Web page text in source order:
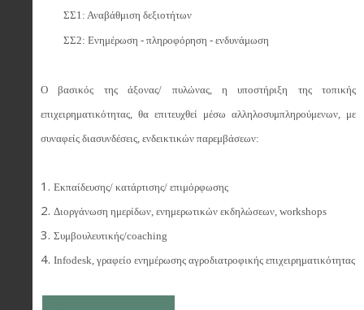
ΣΣ1: Αναβάθμιση δεξιοτήτων
ΣΣ2: Ενημέρωση - πληροφόρηση - ενδυνάμωση
Ο βασικός της άξονας/ πυλώνας, η υποστήριξη της τοπικής
επιχειρηματικότητας, θα επιτευχθεί μέσω αλληλοσυμπληρούμενων, με
συναφείς διασυνδέσεις, ενδεικτικών παρεμβάσεων:
Εκπαίδευσης/ κατάρτισης/ επιμόρφωσης
Διοργάνωση ημερίδων, ενημερωτικών εκδηλώσεων, workshops
Συμβουλευτικής/coaching
Infodesk, γραφείο ενημέρωσης αγροδιατροφικής επιχειρηματικότητας